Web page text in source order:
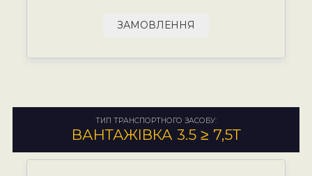
ЗАМОВЛЕННЯ
ТИП ТРАНСПОРТНОГО ЗАСОБУ:
ВАНТАЖІВКА 3.5 ≥ 7,5Т